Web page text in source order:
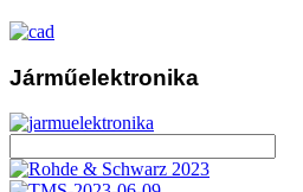
Járműelektronika